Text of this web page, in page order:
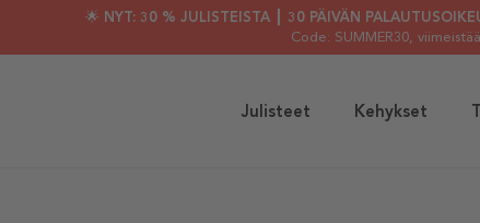
🌟 NYT: 30 % JULISTEISTA ┃ 30 PÄIVÄN
Code: SUMMER30,
Julisteet Kehykset